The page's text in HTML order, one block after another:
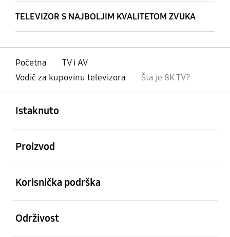
TELEVIZOR S NAJBOLJIM KVALITETOM ZVUKA
Početna
TV i AV
Vodič za kupovinu televizora
Šta je 8K TV?
Istaknuto
Proizvod
Korisnička podrška
Održivost